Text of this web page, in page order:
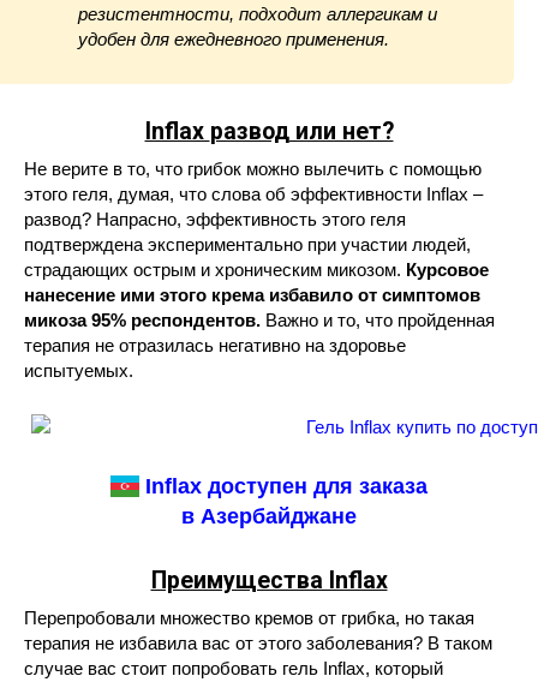
резистентности, подходит аллергикам и
удобен для ежедневного применения.
Inflax развод или нет?
Не верите в то, что грибок можно вылечить с помощью
этого геля, думая, что слова об эффективности Inflax –
развод? Напрасно, эффективность этого геля
подтверждена экспериментально при участии людей,
страдающих острым и хроническим микозом. Курсовое
нанесение ими этого крема избавило от симптомов
микоза 95% респондентов. Важно и то, что пройденная
терапия не отразилась негативно на здоровье
испытуемых.
Inflax доступен для заказа
в Азербайджане
Преимущества Inflax
Перепробовали множество кремов от грибка, но такая
терапия не избавила вас от этого заболевания? В таком
случае вас стоит попробовать гель Inflax, который